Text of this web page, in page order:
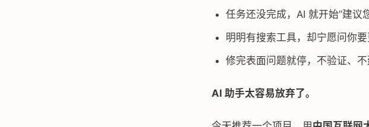
任务还没完成，AI 就开始”建议
明明有搜索工具，却宁愿问你
修完表面问题就停，不验证、不
AI 助手太容易放弃了。